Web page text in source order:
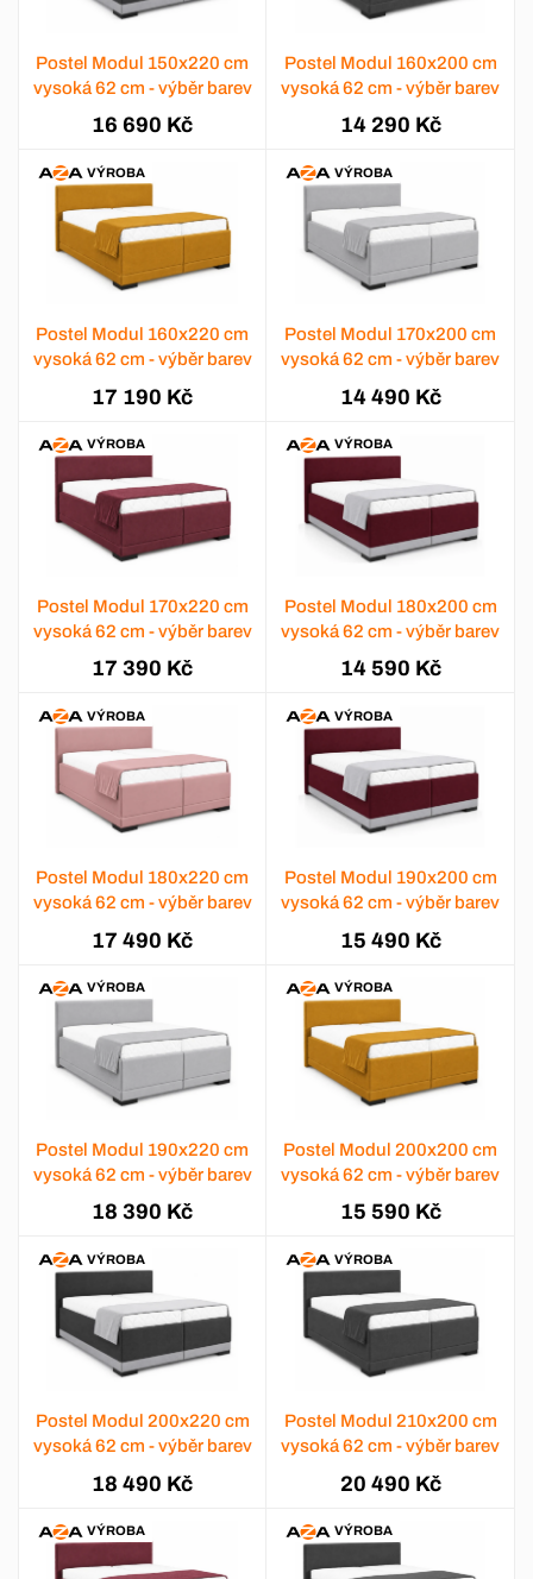
Postel Modul 150x220 cm
vysoká 62 cm - výběr barev
16 690 Kč
Postel Modul 160x200 cm
vysoká 62 cm - výběr barev
14 290 Kč
VÝROBA
Postel Modul 160x220 cm
vysoká 62 cm - výběr barev
17 190 Kč
VÝROBA
Postel Modul 170x200 cm
vysoká 62 cm - výběr barev
14 490 Kč
VÝROBA
Postel Modul 170x220 cm
vysoká 62 cm - výběr barev
17 390 Kč
VÝROBA
Postel Modul 180x200 cm
vysoká 62 cm - výběr barev
14 590 Kč
VÝROBA
Postel Modul 180x220 cm
vysoká 62 cm - výběr barev
17 490 Kč
VÝROBA
Postel Modul 190x200 cm
vysoká 62 cm - výběr barev
15 490 Kč
VÝROBA
Postel Modul 190x220 cm
vysoká 62 cm - výběr barev
18 390 Kč
VÝROBA
Postel Modul 200x200 cm
vysoká 62 cm - výběr barev
15 590 Kč
VÝROBA
Postel Modul 200x220 cm
vysoká 62 cm - výběr barev
18 490 Kč
VÝROBA
Postel Modul 210x200 cm
vysoká 62 cm - výběr barev
20 490 Kč
VÝROBA VÝROBA